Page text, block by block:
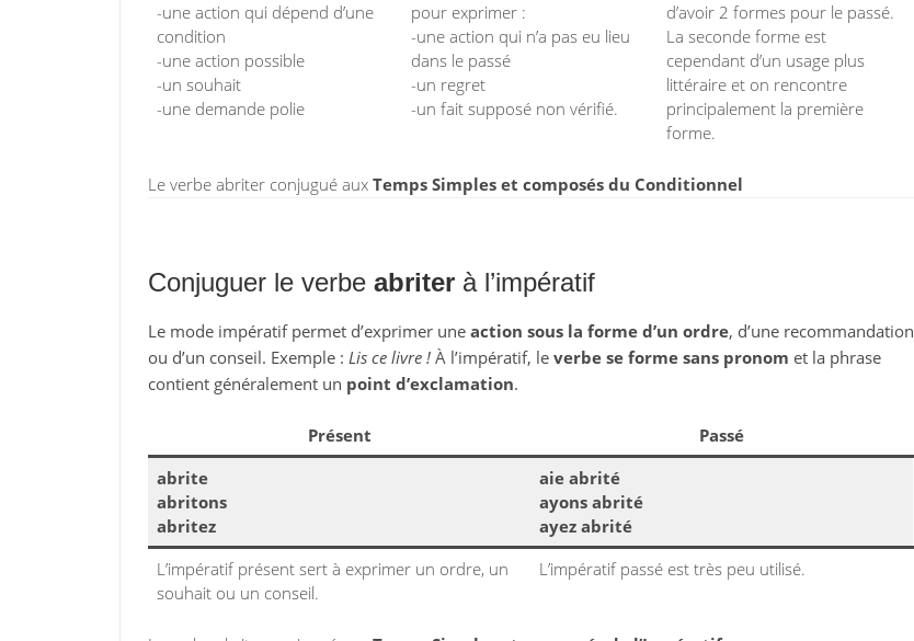
-une action qui dépend d’une
condition
-une action possible
-un souhait
-une demande polie
pour exprimer :
-une action qui n’a pas eu lieu
dans le passé
-un regret
-un fait supposé non vérifié.
d’avoir 2 formes pour le passé.
La seconde forme est
cependant d’un usage plus
littéraire et on rencontre
principalement la première
forme.
Le verbe abriter conjugué aux Temps Simples et composés du Conditionnel
Conjuguer le verbe abriterà l’impératif
Le mode impératif permet d’exprimer une action sous la forme d’un ordre, d’une recommandation
ou d’un conseil. Exemple : Lis ce livre !À l’impératif, le verbe se forme sans pronom et la phrase
contient généralement un point d’exclamation.
Présent
Passé
abrite
abritons
abritez
aie abrité
ayons abrité
ayez abrité
L’impératif présent sert à exprimer un ordre, un
souhait ou un conseil.
L’impératif passé est très peu utilisé.